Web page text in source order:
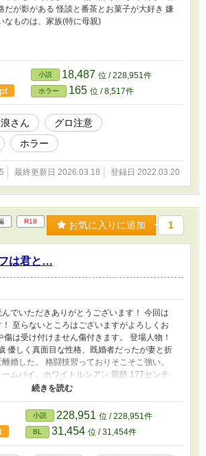
だが影がある 怪談と番茶とお菓子が大好き 嫌
なものは、家族(特に母親)
小説 18,487 位 / 228,951件
ホラー 165 位 / 8,517件
さん
グロ注意
ホラー
最終更新日 2026.03.18 登録日 2022.03.20
R18 お気に入りに追加 1
は君と…
でいただきありがとうございます！ 今回は
至らないところはございますがよろしくお
傷は受け付けません傷付きます。 登場人物！
優しく真面目な性格、既婚者だったが妻と折
婚した。 格闘技習っておりそこそこ強い。
ムパイ、ホワイトルシアン 龍慈 177センチ
ーター、他人に興味がなく無頓着な性格。 家
。 カクテルの腕は中の上。 好きなものは、
のウイスキーボンボン
小説 228,951 位 / 228,951件
BL 31,454 位 / 31,454件